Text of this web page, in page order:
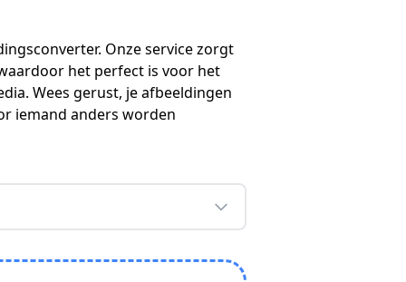
Onze service zorgt
het perfect is voor het
Wees gerust, je afbeeldingen
iemand anders worden